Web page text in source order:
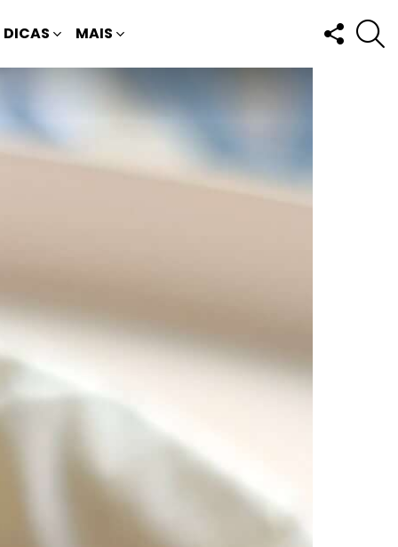
DICAS MAIS
FOLLOW
US